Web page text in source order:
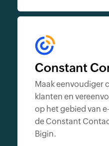
Constant
Maak eenvoudiger
klanten en
op het gebied van
de Constant
Bigin.